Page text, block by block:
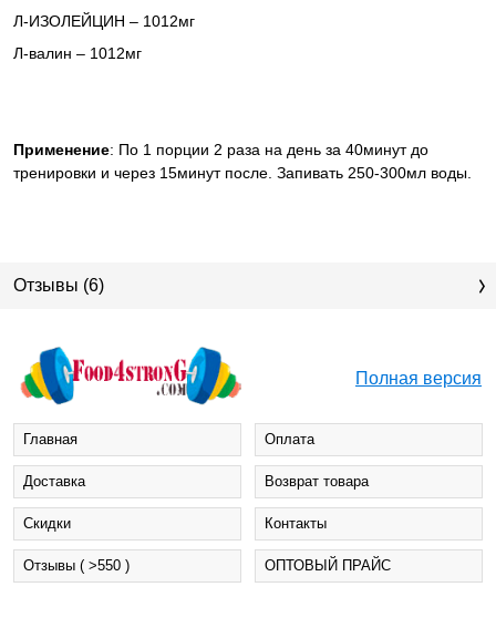
Л-ИЗОЛЕЙЦИН – 1012мг
Л-валин – 1012мг
Применение: По 1 порции 2 раза на день за 40минут до
тренировки и через 15минут после. Запивать 250-300мл воды.
Отзывы (6)
Полная версия
Главная Оплата
Доставка Возврат товара
Cкидки Контакты
Отзывы ( >550 ) ОПТОВЫЙ ПРАЙС